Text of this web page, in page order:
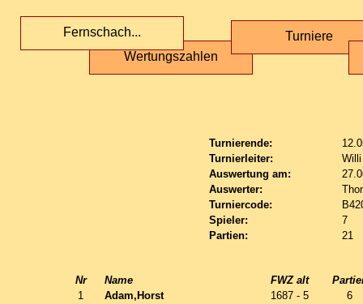
Wertungszahlen
Fernschach... Turniere
Turnierende:
Turnierleiter:
Auswertung am:
Auswerter:
Turniercode:
Spieler:
7
Partien:
21
Nr Name FWZ alt
1
Adam,Horst 1687 - 5
6